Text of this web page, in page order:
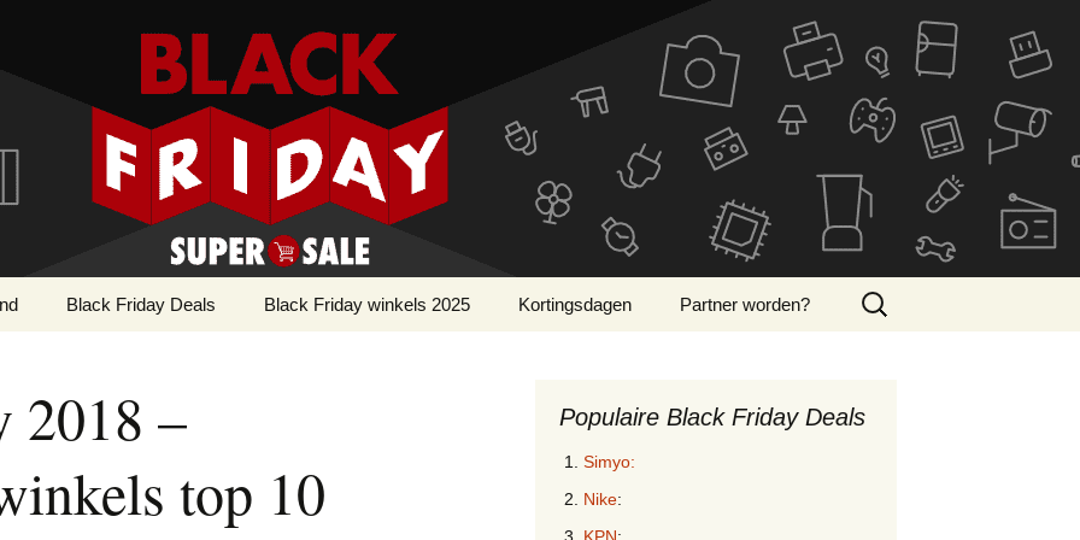
Super SALE
Black Friday Deals
iPad deals
Bouwmarkt deals
deals
Voeding & Gezondheid
Black Friday winkels 2025 Kortingsdagen Partner worden?
Zoeken
naar:
2018 –
top 10
Populaire Black Friday Deals
Simyo:
Nike: